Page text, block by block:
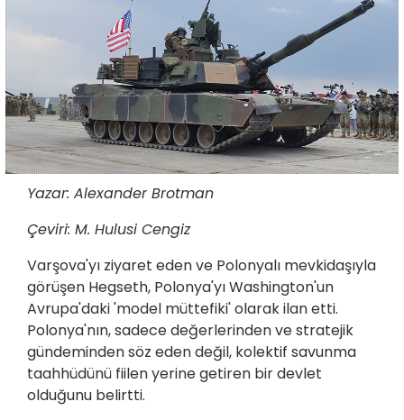
Yazar: Alexander Brotman
Çeviri: M. Hulusi Cengiz
Varşova'yı ziyaret eden ve Polonyalı mevkidaşıyla
görüşen Hegseth, Polonya'yı Washington'un
Avrupa'daki 'model müttefiki' olarak ilan etti.
Polonya'nın, sadece değerlerinden ve stratejik
gündeminden söz eden değil, kolektif savunma
taahhüdünü fiilen yerine getiren bir devlet
olduğunu belirtti.